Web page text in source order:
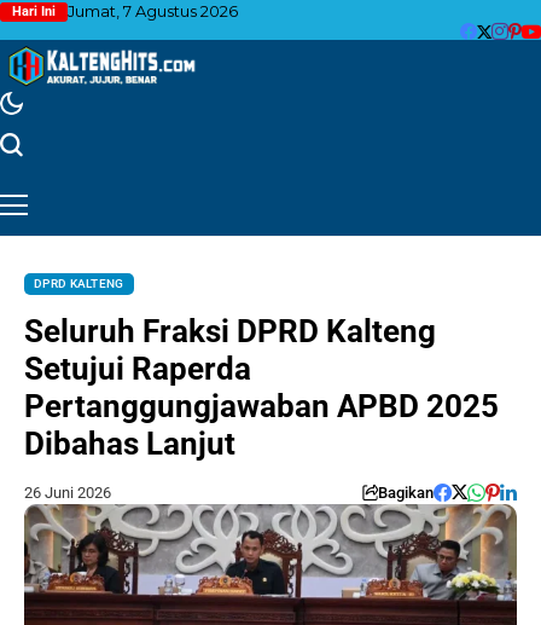
Hari Ini Jumat, 7 Agustus 2026
DPRD KALTENG
Seluruh Fraksi DPRD Kalteng
Setujui Raperda
Pertanggungjawaban APBD 2025
Dibahas Lanjut
26 Juni 2026 Bagikan